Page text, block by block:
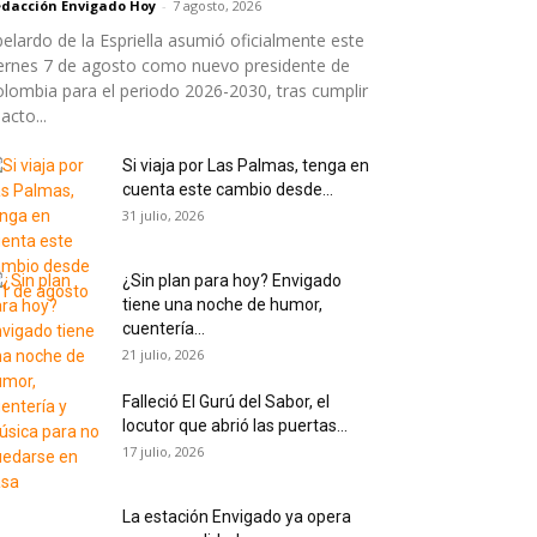
Envigado Hoy - 7 agosto, 2026
de la Espriella asumió oficialmente este
7 de agosto como nuevo presidente de
para el periodo 2026-2030, tras cumplir
Si viaja por Las Palmas, tenga en
cuenta este cambio desde...
31 julio, 2026
¿Sin plan para hoy? Envigado
tiene una noche de humor,
cuentería...
21 julio, 2026
Falleció El Gurú del Sabor, el
locutor que abrió las puertas...
17 julio, 2026
La estación Envigado ya opera